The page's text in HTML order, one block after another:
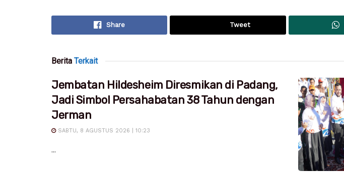
Share Tweet
Berita Terkait
Jembatan Hildesheim Diresmikan di Padang,
Jadi Simbol Persahabatan 38 Tahun dengan
Jerman
SABTU, 8 AGUSTUS 2026 | 10:23
...